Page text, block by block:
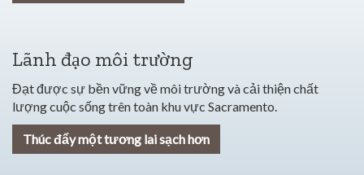
Lãnh đạo môi trường
Đạt được sự bền vững về môi trường và cải thiện chất
lượng cuộc sống trên toàn khu vực Sacramento.
Thúc đẩy một tương lai sạch hơn